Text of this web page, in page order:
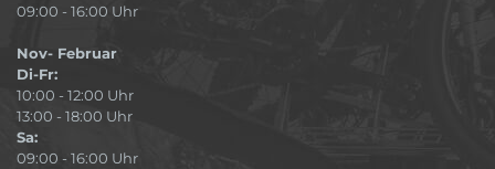
09:00 - 16:00 Uhr
Nov- Februar
Di-Fr:
10:00 - 12:00 Uhr
13:00 - 18:00 Uhr
Sa:
09:00 - 16:00 Uhr